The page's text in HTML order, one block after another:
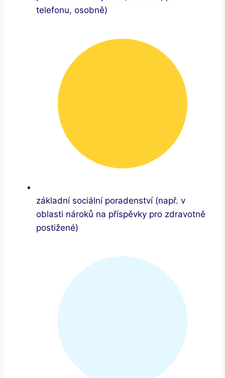
telefonu, osobně)
základní sociální poradenství (např. v
oblasti nároků na příspěvky pro zdravotně
postižené)